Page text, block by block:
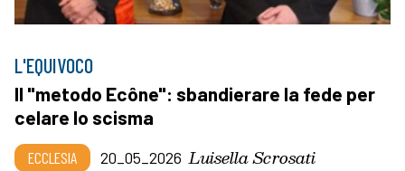
L'EQUIVOCO
Il "metodo Ecône": sbandierare la fede per
celare lo scisma
ECCLESIA 20_05_2026 Luisella Scrosati